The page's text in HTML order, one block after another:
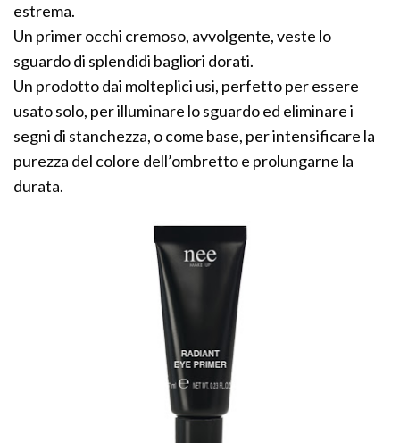
estrema.
Un primer occhi cremoso, avvolgente, veste lo
sguardo di splendidi bagliori dorati.
Un prodotto dai molteplici usi, perfetto per essere
usato solo, per illuminare lo sguardo ed eliminare i
segni di stanchezza, o come base, per intensificare la
purezza del colore dell’ombretto e prolungarne la
durata.